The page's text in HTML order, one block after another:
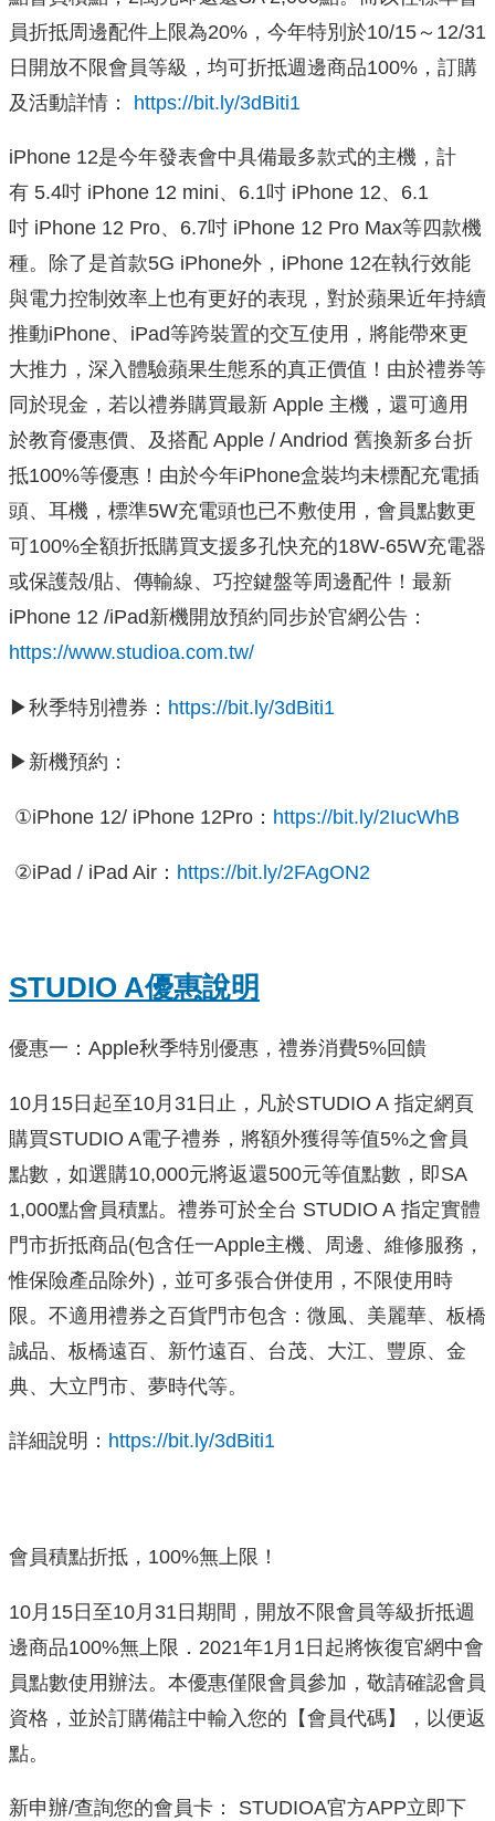
員折抵周邊配件上限為20%，今年特別於10/15～12/31
日開放不限會員等級，均可折抵週邊商品100%，訂購
及活動詳情： https://bit.ly/3dBiti1
iPhone 12是今年發表會中具備最多款式的主機，計
有 5.4吋 iPhone 12 mini、6.1吋 iPhone 12、6.1
吋 iPhone 12 Pro、6.7吋 iPhone 12 Pro Max等四款機
種。除了是首款5G iPhone外，iPhone 12在執行效能
與電力控制效率上也有更好的表現，對於蘋果近年持續
推動iPhone、iPad等跨裝置的交互使用，將能帶來更
大推力，深入體驗蘋果生態系的真正價值！由於禮券等
同於現金，若以禮券購買最新 Apple 主機，還可適用
於教育優惠價、及搭配 Apple / Andriod 舊換新多台折
抵100%等優惠！由於今年iPhone盒裝均未標配充電插
頭、耳機，標準5W充電頭也已不敷使用，會員點數更
可100%全額折抵購買支援多孔快充的18W-65W充電器
或保護殼/貼、傳輸線、巧控鍵盤等周邊配件！最新
iPhone 12 /iPad新機開放預約同步於官網公告：
https://www.studioa.com.tw/
▶秋季特別禮券： https://bit.ly/3dBiti1
▶新機預約：
①iPhone 12/ iPhone 12Pro： https://bit.ly/2IucWhB
②iPad / iPad Air： https://bit.ly/2FAgON2
STUDIO A優惠說明
優惠一：Apple秋季特別優惠，禮券消費5%回饋
10月15日起至10月31日止，凡於STUDIO A 指定網頁
購買STUDIO A電子禮券，將額外獲得等值5%之會員
點數，如選購10,000元將返還500元等值點數，即SA
1,000點會員積點。禮券可於全台 STUDIO A 指定實體
門市折抵商品(包含任一Apple主機、周邊、維修服務，
惟保險產品除外)，並可多張合併使用，不限使用時
限。不適用禮券之百貨門市包含：微風、美麗華、板橋
誠品、板橋遠百、新竹遠百、台茂、大江、豐原、金
典、大立門市、夢時代等。
詳細說明： https://bit.ly/3dBiti1
會員積點折抵，100%無上限！
10月15日至10月31日期間，開放不限會員等級折抵週
邊商品100%無上限．2021年1月1日起將恢復官網中會
員點數使用辦法。本優惠僅限會員參加，敬請確認會員
資格，並於訂購備註中輸入您的【會員代碼】，以便返
點。
新申辦/查詢您的會員卡： STUDIOA官方APP立即下